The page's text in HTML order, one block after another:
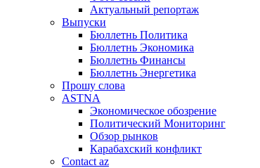
Актуальный репортаж
Выпуски
Бюллетнь Политика
Бюллетнь Экономика
Бюллетнь Финансы
Бюллетнь Энергетика
Прошу слова
ASTNA
Экономическое обозрение
Политический Мониторинг
Обзор рынков
Карабахский конфликт
Contact az